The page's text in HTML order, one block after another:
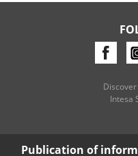
Intesa
Publication of